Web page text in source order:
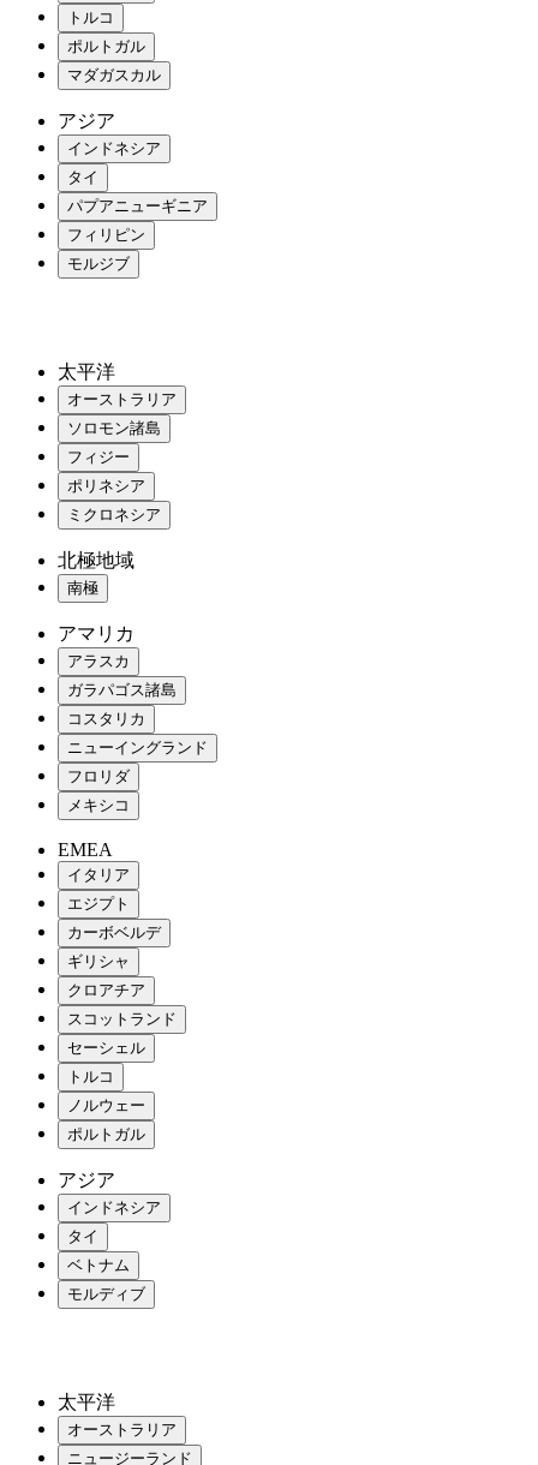
トルコ
ポルトガル
マダガスカル
アジア
インドネシア
タイ
パプアニューギニア
フィリピン
モルジブ
太平洋
オーストラリア
ソロモン諸島
フィジー
ポリネシア
ミクロネシア
北極地域
南極
アマリカ
アラスカ
ガラパゴス諸島
コスタリカ
ニューイングランド
フロリダ
メキシコ
EMEA
イタリア
エジプト
カーボベルデ
ギリシャ
クロアチア
スコットランド
セーシェル
トルコ
ノルウェー
ポルトガル
アジア
インドネシア
タイ
ベトナム
モルディブ
太平洋
オーストラリア
ニュージーランド